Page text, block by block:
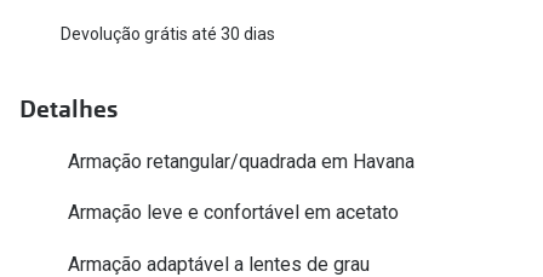
Todas as marcas
DbyD
Unofficial
Devolução grátis até 30 dias
Detalhes
Armação retangular/quadrada em Havana
Armação leve e confortável em acetato
Armação adaptável a lentes de grau